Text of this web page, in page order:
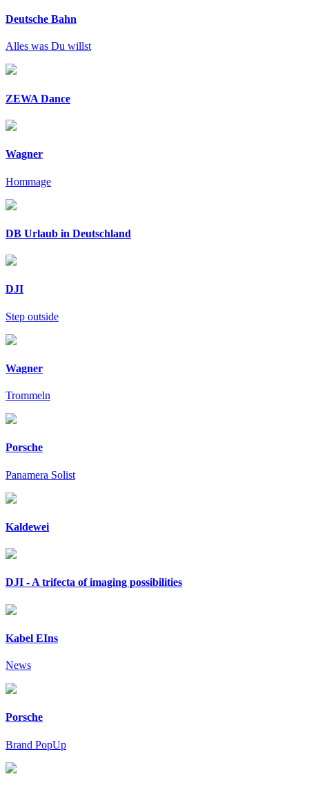
Deutsche Bahn
Alles was Du willst
ZEWA Dance
Wagner
Hommage
DB Urlaub in Deutschland
DJI
Step outside
Wagner
Trommeln
Porsche
Panamera Solist
Kaldewei
DJI - A trifecta of imaging possibilities
Kabel EIns
News
Porsche
Brand PopUp